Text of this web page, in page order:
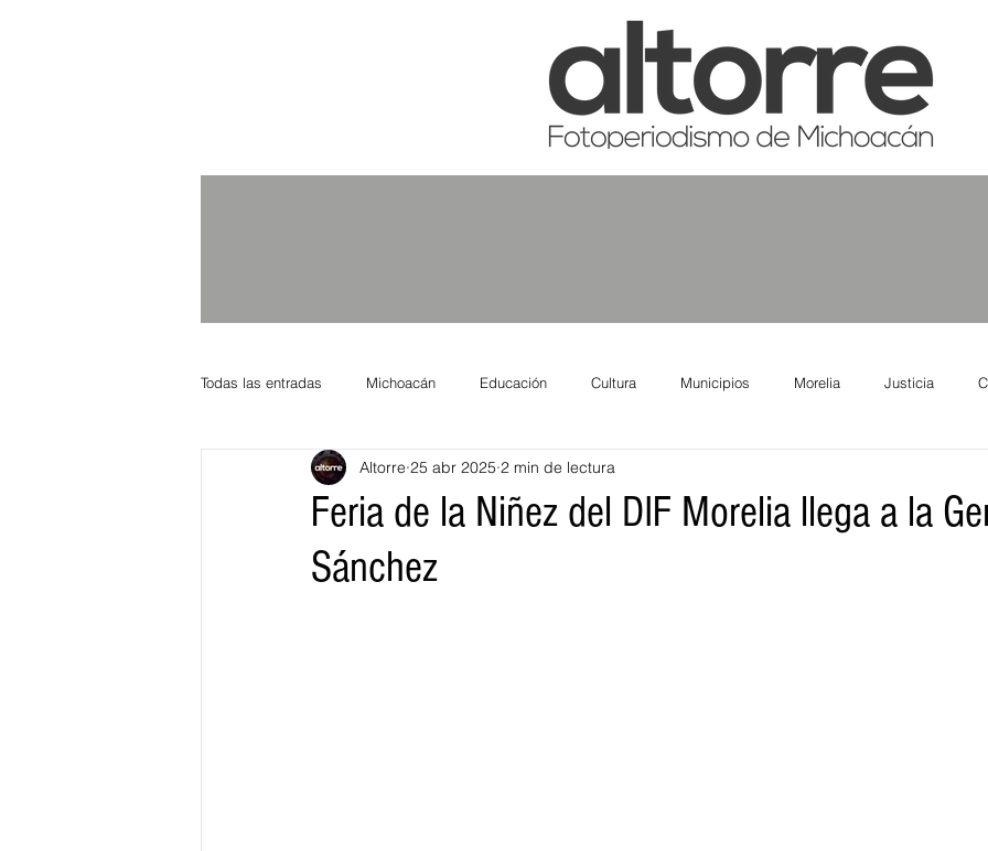
Todas las entradas Michoacán Educación Cultura Municipios Morelia Justicia
Nacional Internacional Columnistas Salud
Gobernador Segob
Feria de la Niñez del DIF Morelia llega a la
Sánchez
Altorre 25 abr 2025 2 min de lectura